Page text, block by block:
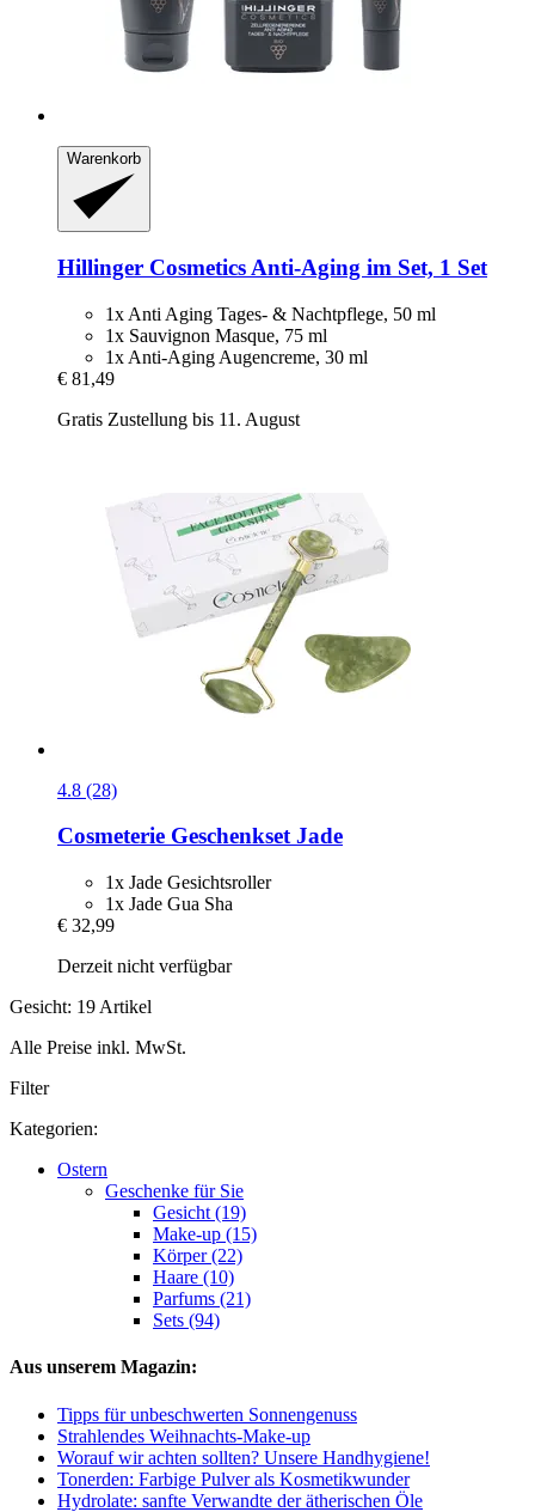
Warenkorb
Hillinger Cosmetics Anti-​Aging im Set, 1 Set
1x Anti Aging Tages- & Nachtpflege, 50 ml
1x Sauvignon Masque, 75 ml
1x Anti-Aging Augencreme, 30 ml
€ 81,49
Gratis Zustellung bis 11. August
4.8 (28)
Cosmeterie Geschenkset Jade
1x Jade Gesichtsroller
1x Jade Gua Sha
€ 32,99
Derzeit nicht verfügbar
Gesicht: 19 Artikel
Alle Preise inkl. MwSt.
Filter
Kategorien:
Ostern
Geschenke für Sie
Gesicht (19)
Make-up (15)
Körper (22)
Haare (10)
Parfums (21)
Sets (94)
Aus unserem Magazin:
Tipps für unbeschwerten Sonnengenuss
Strahlendes Weihnachts-Make-up
Worauf wir achten sollten? Unsere Handhygiene!
Tonerden: Farbige Pulver als Kosmetikwunder
Hydrolate: sanfte Verwandte der ätherischen Öle